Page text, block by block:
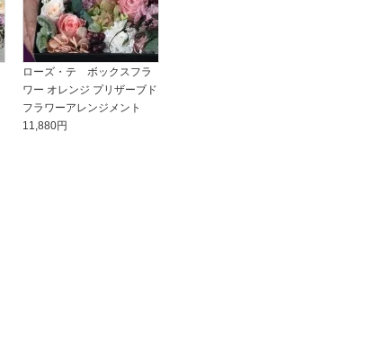
ローズ・テ ボックスフラ
ワー オレンジ プリザーブド
フラワーアレンジメント
11,880円